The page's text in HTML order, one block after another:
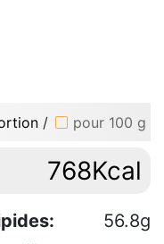
/ pour 100 g
768Kcal
56.8g